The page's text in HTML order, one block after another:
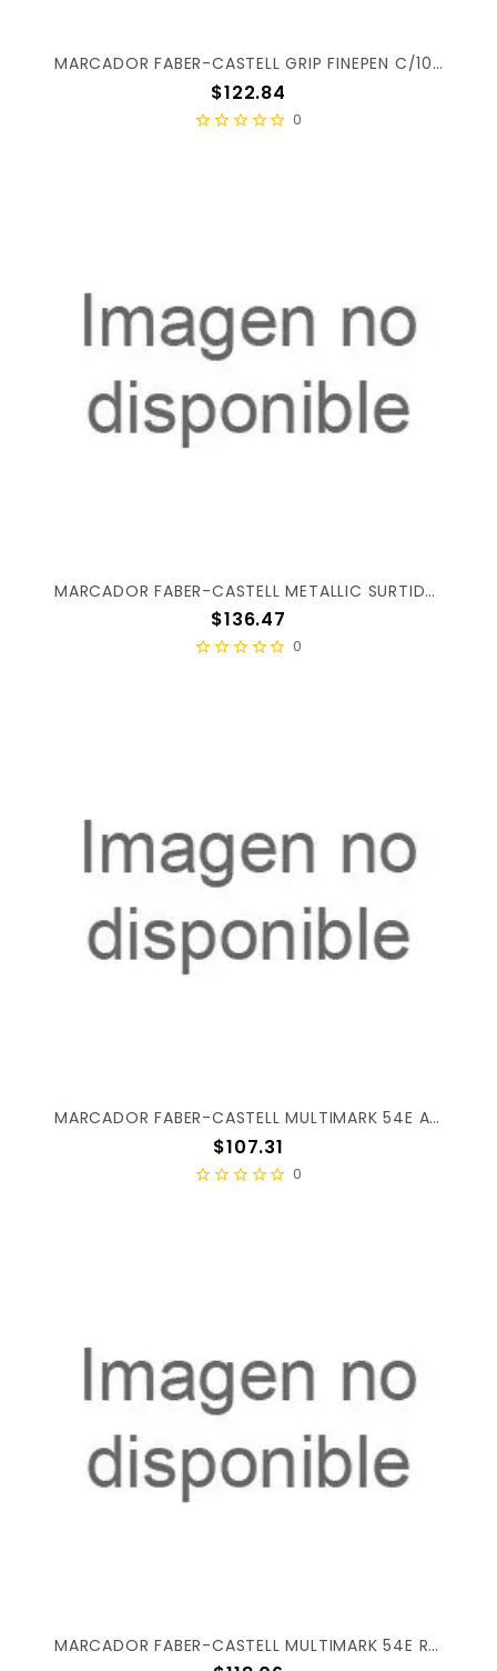
MARCADOR FABER-CASTELL GRIP FINEPEN C/10PZ 451411
Precio
$122.84
0
MARCADOR FABER-CASTELL METALLIC SURTIDO C/6PZ 452006
Precio
$136.47
0
MARCADOR FABER-CASTELL MULTIMARK 54E AZUL C/12PZ 153151
Precio
$107.31
0
MARCADOR FABER-CASTELL MULTIMARK 54E ROJO C/12PZ 153121